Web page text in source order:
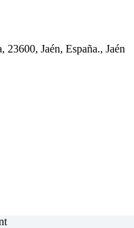
Jaén, España., Jaén